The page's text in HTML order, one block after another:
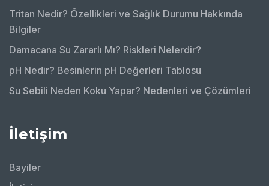
Tritan Nedir? Özellikleri ve Sağlık Durumu Hakkında
Bilgiler
Damacana Su Zararlı Mı? Riskleri Nelerdir?
pH Nedir? Besinlerin pH Değerleri Tablosu
Su Sebili Neden Koku Yapar? Nedenleri ve Çözümleri
İletişim
Bayiler